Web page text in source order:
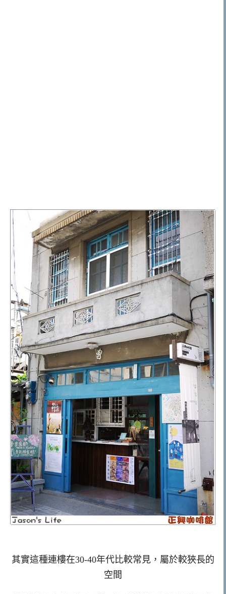
其實這種連樓在30-40年代比較常見，屬於較狹長的
空間